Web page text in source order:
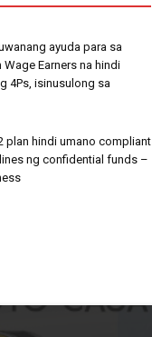
ayuda para sa
Wage Earners na hindi
4Ps, isinusulong sa
plan hindi umano compliant
ng confidential funds –